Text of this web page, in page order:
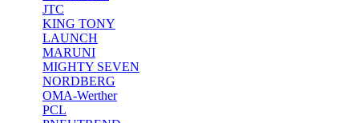
JTC
KING TONY
LAUNCH
MARUNI
MIGHTY SEVEN
NORDBERG
OMA-Werther
PCL